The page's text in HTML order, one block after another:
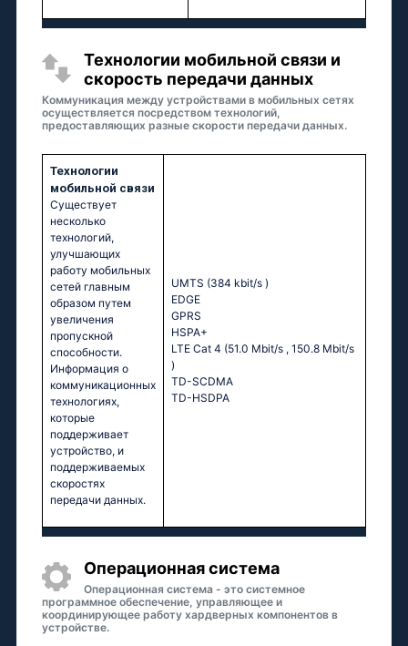
Технологии мобильной связи и
скорость передачи данных
Коммуникация между устройствами в мобильных сетях
осуществляется посредством технологий,
предоставляющих разные скорости передачи данных.
Технологии
мобильной связи
Существует
несколько
технологий,
улучшающих
работу мобильных
сетей главным
образом путем
увеличения
пропускной
способности.
Информация о
коммуникационных
технологиях,
которые
поддерживает
устройство, и
поддерживаемых
скоростях
передачи данных.
UMTS (384 kbit/s )
EDGE
GPRS
HSPA+
LTE Cat 4 (51.0 Mbit/s , 150.8 Mbit/s
)
TD-SCDMA
TD-HSDPA
Oперационная система
Операционная система - это системное
программное обеспечение, управляющее и
координирующее работу хардверных компонентов в
устройстве.